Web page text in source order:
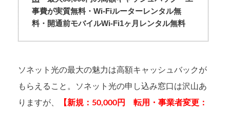
事費が実質無料・Wi-Fiルーターレンタル無
料・開通前モバイルWi-Fi1ヶ月レンタル無料
ソネット光の最大の魅力は高額キャッシュバックが
もらえること。ソネット光の申し込み窓口は沢山あ
りますが、
【新規：50,000円 転用・事業者変更：